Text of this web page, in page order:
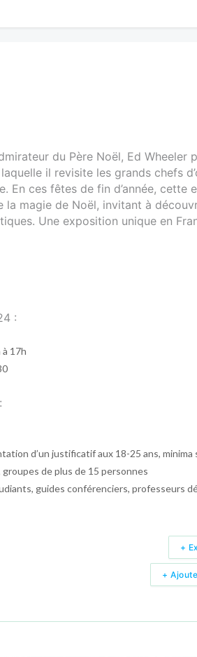
du Père Noël, Ed Wheeler
il revisite les grands chefs
En ces fêtes de fin d’année, cette
la magie de Noël, invitant à
Une exposition unique en
:
17h
:
d’un justificatif aux 18-25 ans, minima
de plus de 15 personnes
guides conférenciers, professeurs
+
+